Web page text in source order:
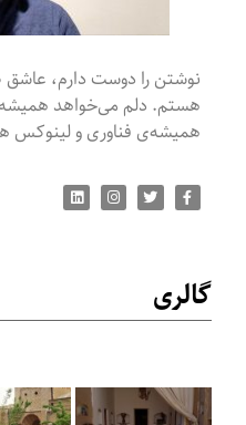
نوشتن را دوست دارم،
هستم. دلم می‌خواهد
همیشه‌ی فناوری و لینوکس
گالری